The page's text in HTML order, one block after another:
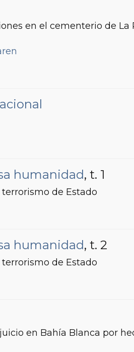
en el cementerio de La
humanidad, t. 1
de Estado
humanidad, t. 2
de Estado
en Bahía Blanca por